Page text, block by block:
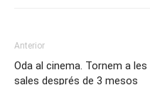
Anterior
Oda al cinema. Tornem a les
sales després de 3 mesos